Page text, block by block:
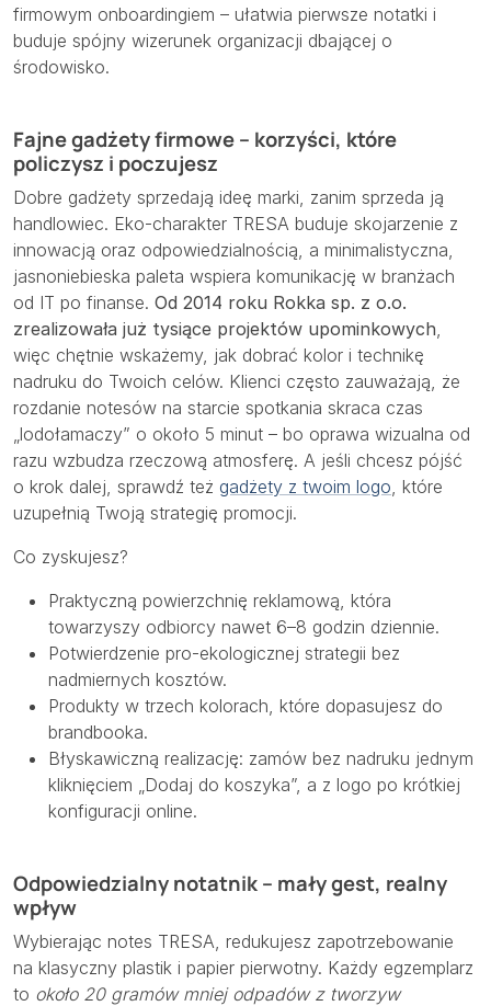
firmowym onboardingiem – ułatwia pierwsze notatki i
buduje spójny wizerunek organizacji dbającej o
środowisko.
Fajne gadżety firmowe – korzyści, które
policzysz i poczujesz
Dobre gadżety sprzedają ideę marki, zanim sprzeda ją
handlowiec. Eko-charakter TRESA buduje skojarzenie z
innowacją oraz odpowiedzialnością, a minimalistyczna,
jasnoniebieska paleta wspiera komunikację w branżach
od IT po finanse. Od 2014 roku Rokka sp. z o.o.
zrealizowała już tysiące projektów upominkowych
więc chętnie wskażemy, jak dobrać kolor i technikę
nadruku do Twoich celów. Klienci często zauważają, że
rozdanie notesów na starcie spotkania skraca czas
„lodołamaczy” o około 5 minut – bo oprawa wizualna od
razu wzbudza rzeczową atmosferę. A jeśli chcesz pójść
o krok dalej, sprawdź też gadżety z twoim logo , które
uzupełnią Twoją strategię promocji.
Co zyskujesz?
Praktyczną powierzchnię reklamową, która
towarzyszy odbiorcy nawet 6–8 godzin dziennie.
Potwierdzenie pro-ekologicznej strategii bez
nadmiernych kosztów.
Produkty w trzech kolorach, które dopasujesz do
brandbooka.
Błyskawiczną realizację: zamów bez nadruku jednym
kliknięciem „Dodaj do koszyka”, a z logo po krótkiej
konfiguracji online.
Odpowiedzialny notatnik – mały gest, realny
wpływ
Wybierając notes TRESA, redukujesz zapotrzebowanie
na klasyczny plastik i papier pierwotny. Każdy egzemplarz
to około 20 gramów mniej odpadów z tworzyw